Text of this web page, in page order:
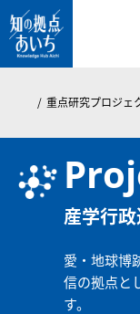
先
す。
飛
ら
重点研究プロジェ
産学行
愛・地球博
信の拠点と
す。